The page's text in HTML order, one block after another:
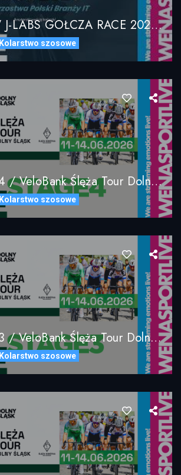
NA ŻYWO / J-LABS GOŁCZA RACE 2026 – II Mistrzostwa Polski Branży IT / LIVE STREAM
Kolarstwo szosowe
LIVE STAGE4 / VeloBank Ślęża Tour Dolny Śląsk 2026 / 14.06.2026
Kolarstwo szosowe
LIVE STAGE3 / VeloBank Ślęża Tour Dolny Śląsk 2026 / 13.06.2026
Kolarstwo szosowe